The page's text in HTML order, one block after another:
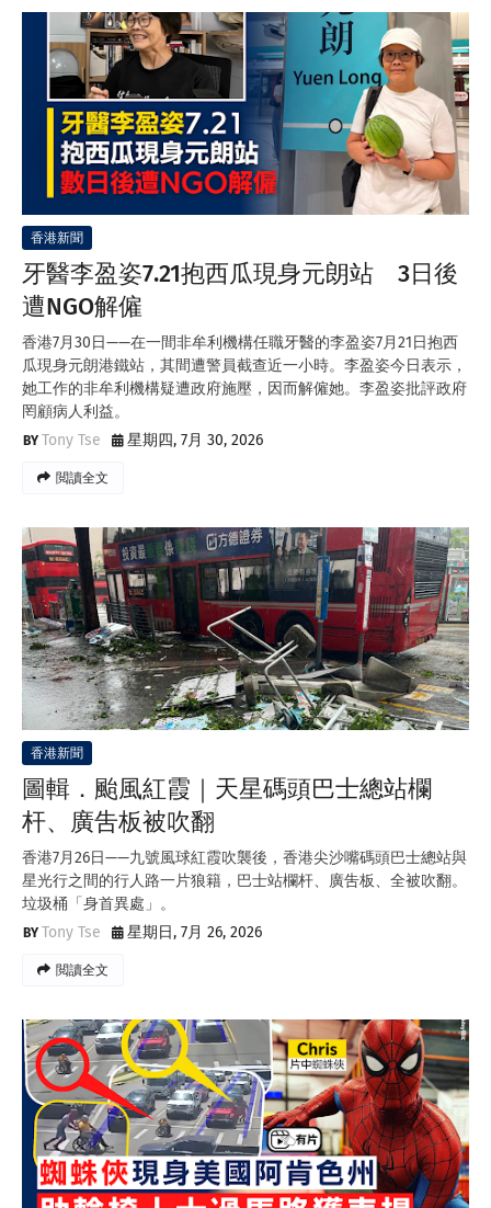
香港新聞
牙醫李盈姿7.21抱西瓜現身元朗站 3日後
遭NGO解僱
香港7月30日——在一間非牟利機構任職牙醫的李盈姿7月21日抱西
瓜現身元朗港鐵站，其間遭警員截查近一小時。李盈姿今日表示，
她工作的非牟利機構疑遭政府施壓，因而解僱她。李盈姿批評政府
罔顧病人利益。
Tony Tse
星期四, 7月 30, 2026
閲讀全文
香港新聞
圖輯．颱風紅霞｜天星碼頭巴士總站欄
杆、廣吿板被吹翻
香港7月26日——九號風球紅霞吹襲後，香港尖沙嘴碼頭巴士總站與
星光行之間的行人路一片狼籍，巴士站欄杆、廣吿板、全被吹翻。
垃圾桶「身首異處」。
Tony Tse
星期日, 7月 26, 2026
閲讀全文